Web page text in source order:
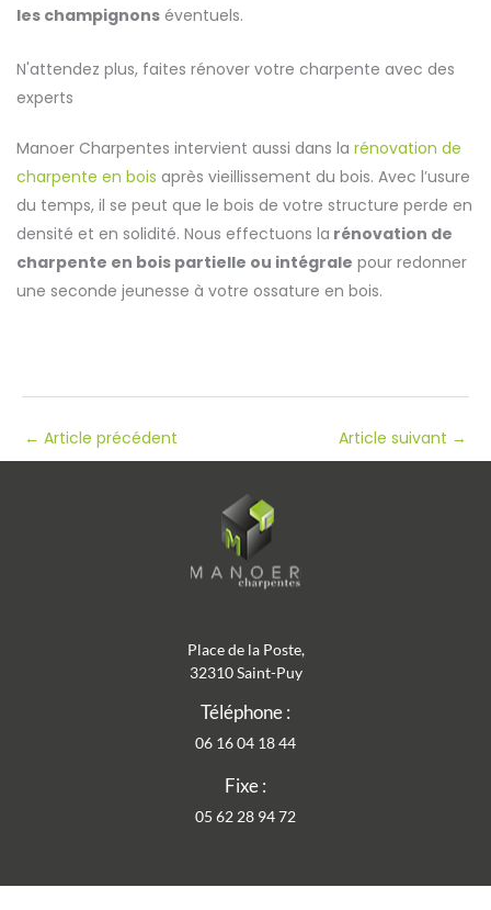
les champignons éventuels.
N'attendez plus, faites rénover votre charpente avec des
experts
Manoer Charpentes intervient aussi dans la rénovation de
charpente en bois après vieillissement du bois. Avec l’usure
du temps, il se peut que le bois de votre structure perde en
densité et en solidité. Nous effectuons la rénovation de
charpente en bois partielle ou intégrale pour redonner
une seconde jeunesse à votre ossature en bois.
← Article précédent Article suivant →
Place de la Poste,
32310 Saint-Puy
Téléphone :
06 16 04 18 44
Fixe :
05 62 28 94 72